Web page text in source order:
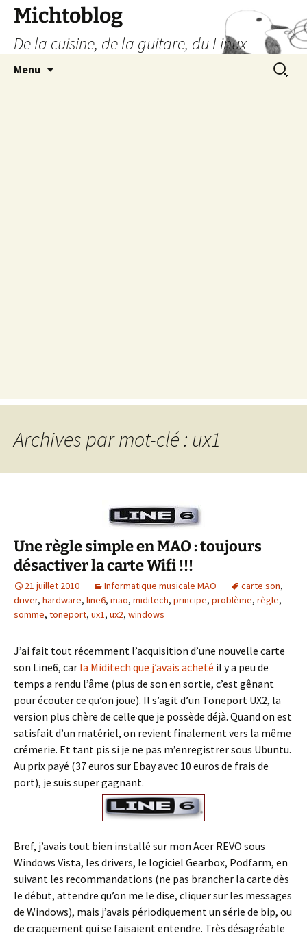
Aller
contenu
Michtoblog
De la cuisine, de la guitare, du Linux
Menu
Archives par mot-clé : ux1
Une règle simple en MAO : toujours
désactiver la carte Wifi !!!
21 juillet 2010 Informatique musicale MAO carte son,
driver, hardware, line6, mao, miditech, principe, problème, règle,
somme, toneport, ux1, ux2, windows
J’ai fait tout récemment l’acquisition d’une nouvelle carte
son Line6, car la Miditech que j’avais acheté il y a peu de
temps a rendu l’âme (plus de son en sortie, c’est gênant
pour écouter ce qu’on joue). Il s’agit d’un Toneport UX2, la
version plus chère de celle que je possède déjà. Quand on est
satisfait d’un matériel, on revient finalement vers la même
crémerie. Et tant pis si je ne pas m’enregistrer sous Ubuntu.
Au prix payé (37 euros sur Ebay avec 10 euros de frais de
port), je suis super gagnant.
Bref, j’avais tout bien installé sur mon Acer REVO sous
Windows Vista, les drivers, le logiciel Gearbox, Podfarm, en
suivant les recommandations (ne pas brancher la carte dès
le début, attendre qu’on me le dise, cliquer sur les messages
de Windows), mais j’avais périodiquement un série de bip, ou
de craquement qui se faisaient entendre. Très désagréable